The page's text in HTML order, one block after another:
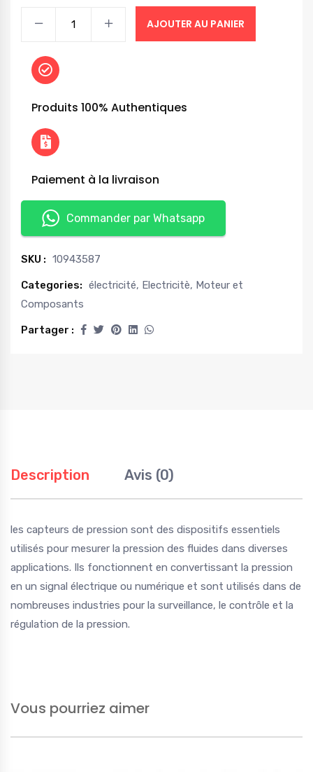
AJOUTER AU PANIER
Produits 100% Authentiques
Paiement à la livraison
Commander par Whatsapp
SKU : 10943587
Categories: électricité, Electricitè, Moteur et
Composants
Partager :
Description Avis (0)
les capteurs de pression sont des dispositifs essentiels
utilisés pour mesurer la pression des fluides dans diverses
applications. Ils fonctionnent en convertissant la pression
en un signal électrique ou numérique et sont utilisés dans de
nombreuses industries pour la surveillance, le contrôle et la
régulation de la pression.
Vous pourriez aimer